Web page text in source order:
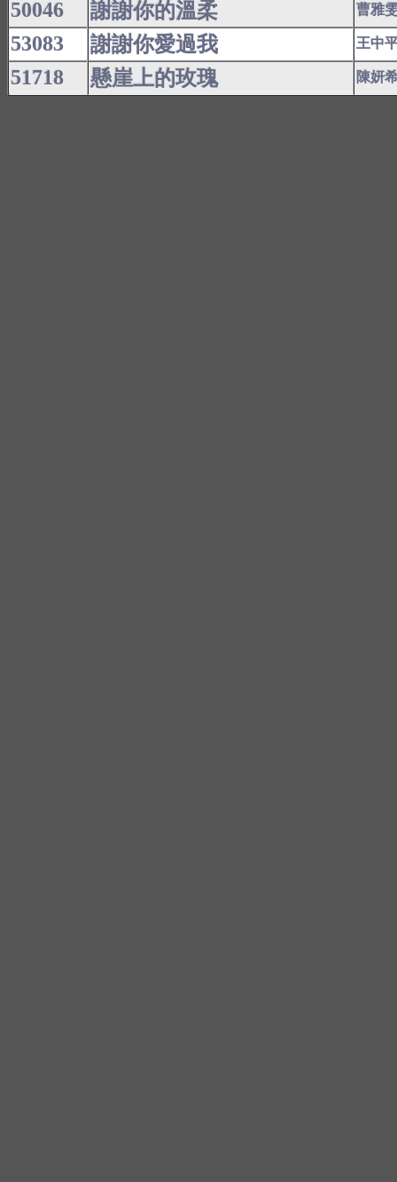
50046 謝謝你的溫柔 曹雅
53083 謝謝你愛過我 王中
51718 懸崖上的玫瑰 陳妍